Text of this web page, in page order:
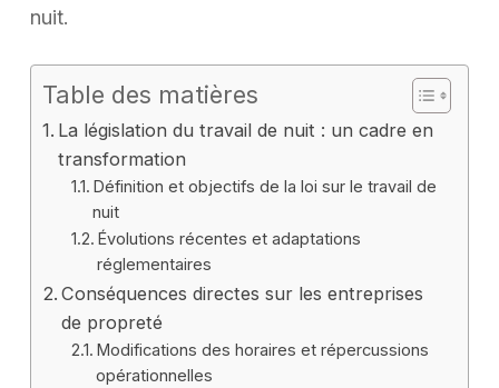
nuit.
Table des matières
La législation du travail de nuit : un cadre en
transformation
Définition et objectifs de la loi sur le travail de
nuit
Évolutions récentes et adaptations
réglementaires
Conséquences directes sur les entreprises
de propreté
Modifications des horaires et répercussions
opérationnelles